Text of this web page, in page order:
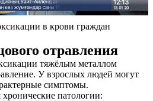
в крови граждан
отравления
тяжёлым металлом
У взрослых людей могут
симптомы.
патологии: